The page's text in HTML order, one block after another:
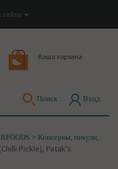
сайта
Ваша корзина
Поиск Вход
> Консервы, пикули,
Pickle), Patak's